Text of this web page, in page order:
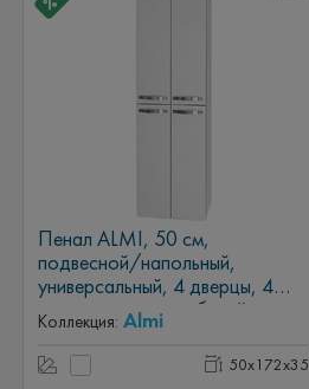
Пенал ALMI, 50 см,
подвесной/напольный,
универсальный, 4 дверцы, 4
стеклянные полки, белый глянец
Коллекция: Almi
50x172x35